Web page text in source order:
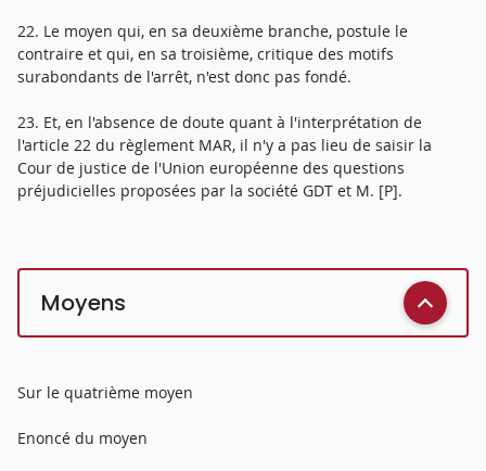
22. Le moyen qui, en sa deuxième branche, postule le
contraire et qui, en sa troisième, critique des motifs
surabondants de l'arrêt, n'est donc pas fondé.
23. Et, en l'absence de doute quant à l'interprétation de
l'article 22 du règlement MAR, il n'y a pas lieu de saisir la
Cour de justice de l'Union européenne des questions
préjudicielles proposées par la société GDT et M. [P].
Moyens
Sur le quatrième moyen
Enoncé du moyen